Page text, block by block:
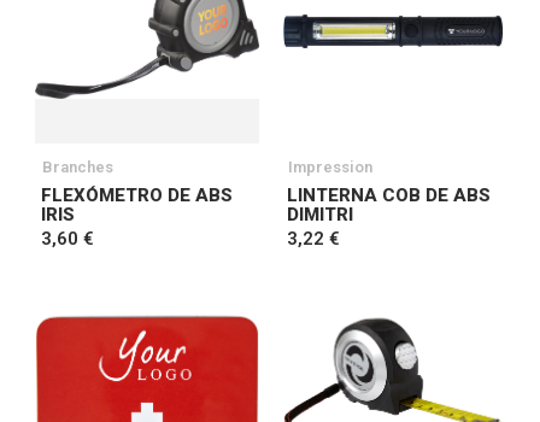
Branches
FLEXÓMETRO DE ABS
IRIS
3,60 €
Impression
LINTERNA COB DE ABS
DIMITRI
3,22 €